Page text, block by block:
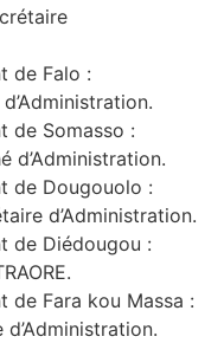
de Falo :
de Somasso :
d’Administration.
de Dougouolo :
d’Administration.
de Diédougou :
de Fara kou Massa :
d’Administration.